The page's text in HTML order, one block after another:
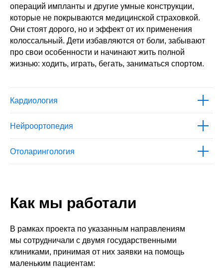
операций импланты и другие умные конструкции,
которые не покрываются медицинской страховкой.
Они стоят дорого, но и эффект от их применения
колоссальный. Дети избавляются от боли, забывают
про свои особенности и начинают жить полной
жизнью: ходить, играть, бегать, заниматься спортом.
Кардиология
Нейроортопедия
Отоларингология
Как мы работали
В рамках проекта по указанным направлениям
мы сотрудничали с двумя государственными
клиниками, принимая от них заявки на помощь
маленьким пациентам: